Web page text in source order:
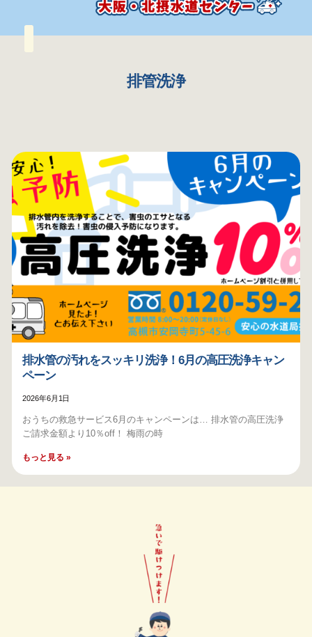
排管洗浄
排水管の汚れをスッキリ洗浄！6月の高圧洗浄キャン
ペーン
2026年6月1日
おうちの救急サービス6月のキャンペーンは… 排水管の高圧洗浄
ご請求金額より10％off！ 梅雨の時
もっと見る »